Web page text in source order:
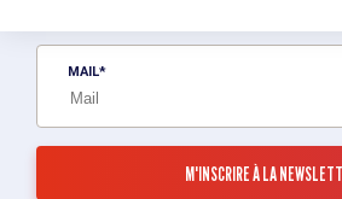
MAIL